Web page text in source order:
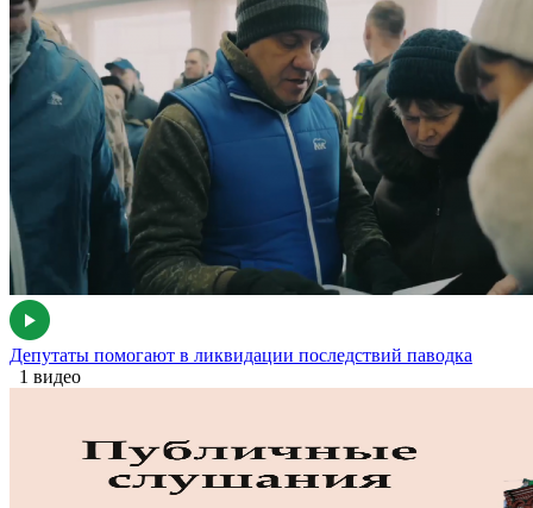
Депутаты помогают в ликвидации последствий паводка
1 видео